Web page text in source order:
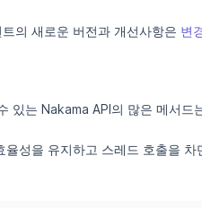
의 새로운 버전과 개선사항은 변
있는 Nakama API의 많은 메서드
성을 유지하고 스레드 호출을 차